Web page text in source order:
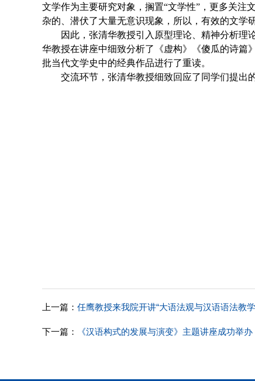
文学作为主要研究对象，搁置“文学性”，更多关注
杂的、潜伏了大量无意识现象，所以，有效的文学
因此，张清华教授引入原型理论、精神分析理
华教授在讲座中细致分析了《虚构》《傻瓜的诗篇
批当代文学史中的经典作品进行了重读。
交流环节，张清华教授细致回应了同学们提出
上一篇： 任鹰教授来我院开讲“大语法观与汉语语法教
下一篇： 《汉语构式的发展与演变》主题讲座成功举办